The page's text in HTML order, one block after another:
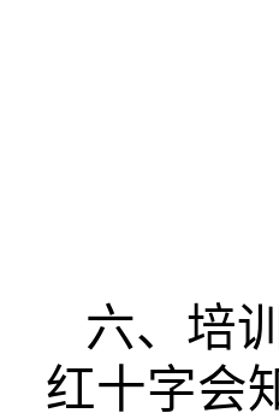
（
六、培
红十字会